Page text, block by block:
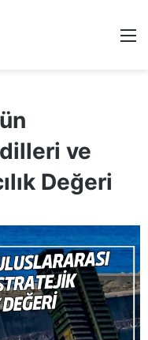
ve
Değeri